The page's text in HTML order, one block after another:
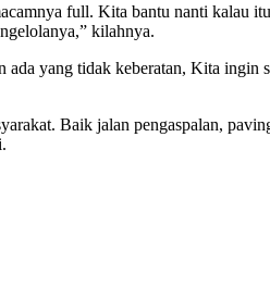
full. Kita bantu nanti kalau
kilahnya.
yang tidak keberatan, Kita
Baik jalan pengaspalan,